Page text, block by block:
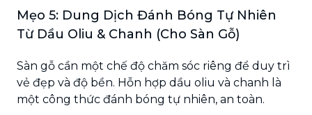
Mẹo 5: Dung Dịch Đánh Bóng Tự Nhiên
Từ Dầu Oliu & Chanh (Cho Sàn Gỗ)
Sàn gỗ cần một chế độ chăm sóc riêng để duy trì
vẻ đẹp và độ bền. Hỗn hợp dầu oliu và chanh là
một công thức đánh bóng tự nhiên, an toàn.